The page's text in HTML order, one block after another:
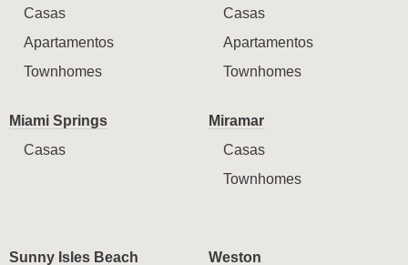
Casas
Apartamentos
Townhomes
Casas
Apartamentos
Townhomes
Miami Springs
Casas
Miramar
Casas
Townhomes
Sunny Isles Beach
Weston